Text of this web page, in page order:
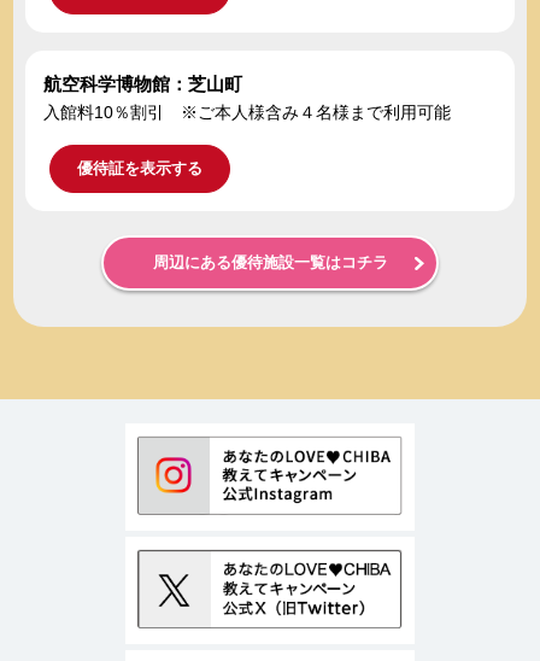
航空科学博物館：芝山町
入館料10％割引 ※ご本人様含み４名様まで利用可能
優待証を表示する
周辺にある優待施設一覧はコチラ